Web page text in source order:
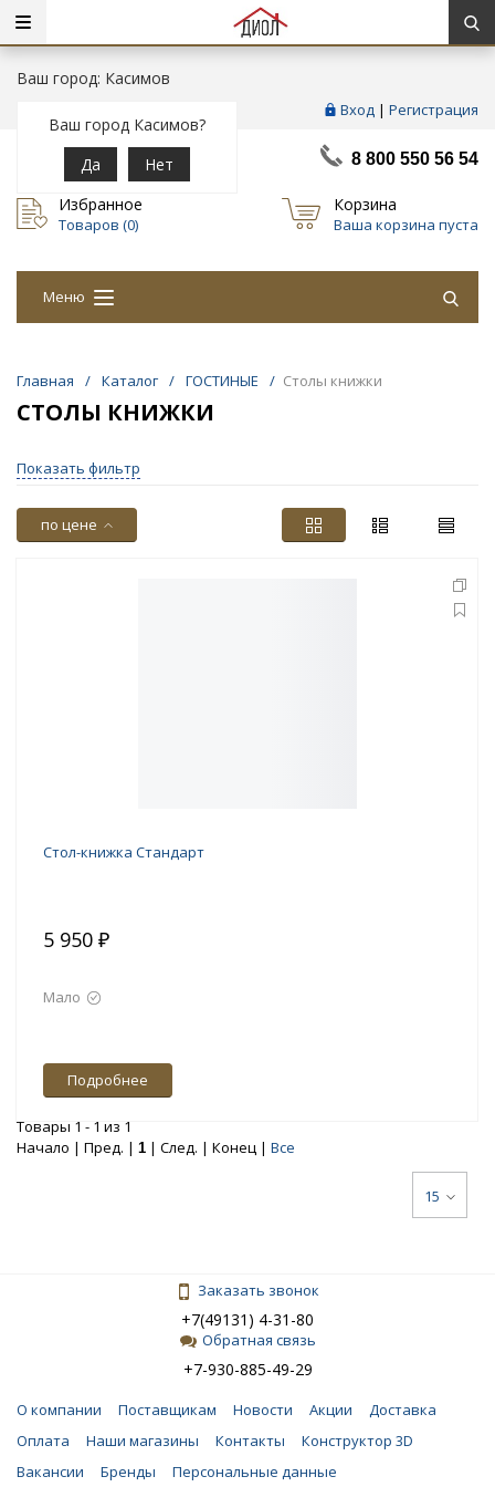
Ваш город: Касимов
Ваш город Касимов?
Да
Нет
Вход | Регистрация
8 800 550 56 54
Избранное
Товаров (0)
Корзина
Ваша корзина пуста
Меню
Главная / Каталог / ГОСТИНЫЕ / Столы книжки
СТОЛЫ КНИЖКИ
Показать фильтр
по цене
Стол-книжка Стандарт
5 950 ₽
Мало
Подробнее
Товары 1 - 1 из 1
Начало | Пред. | 1 | След. | Конец | Все
15
Заказать звонок
+7(49131) 4-31-80
Обратная связь
+7-930-885-49-29
О компании Поставщикам Новости Акции
Доставка
Оплата
Наши магазины Контакты
Конструктор 3D
Вакансии
Бренды Персональные данные